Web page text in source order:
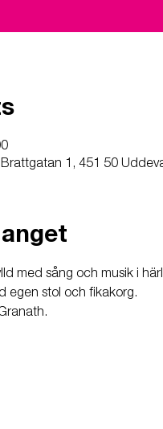
1, 451 50
med sång och musik i
egen stol och fikakorg.